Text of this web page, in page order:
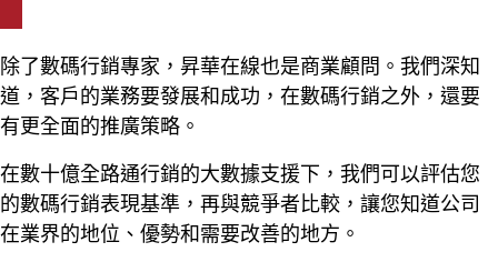
除了數碼行銷專家，昇華在線也是商業顧問。我們深知
道，客戶的業務要發展和成功，在數碼行銷之外，還要
有更全面的推廣策略。
在數十億全路通行銷的大數據支援下，我們可以評估您
的數碼行銷表現基準，再與競爭者比較，讓您知道公司
在業界的地位、優勢和需要改善的地方。